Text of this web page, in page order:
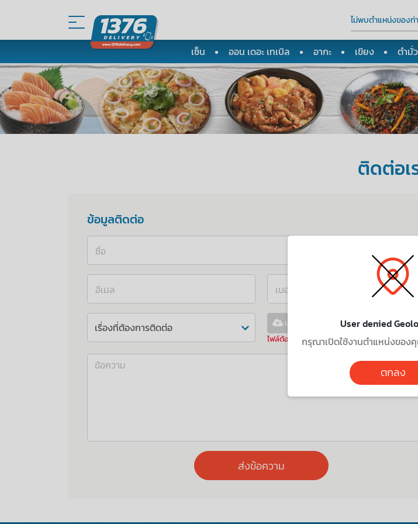
ไม่พบตำแหน่งของท่
เซ็น ออน เดอะ เทเบิล อากะ เขียง ตำมั่ว
ติดต่อเ
ข้อมูลติดต่อ
ชื่อ
อีเมล เบอร์ติดต่อ
เลือกไฟล์แนบ...
ไฟล์ต้องมีขนาดไม่เกิน 6MB
ส่งข้อความ
User denied
กรุณาเปิดใช้งานตำแหน่งขอ
ตกลง